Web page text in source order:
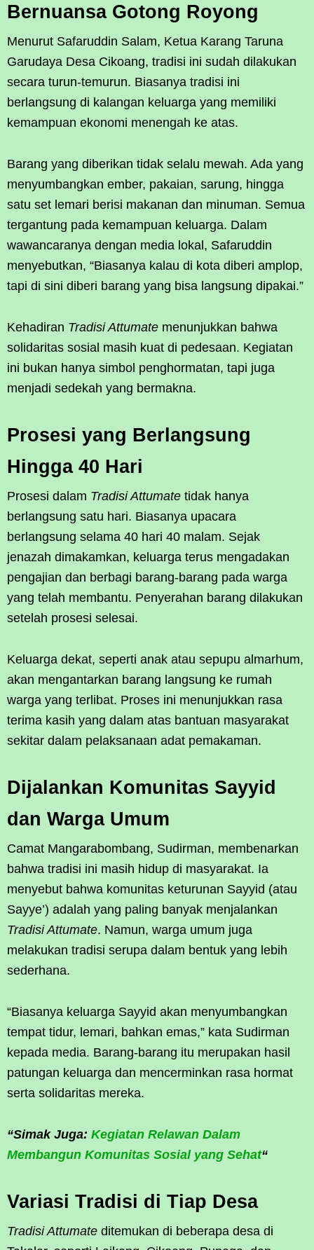
Bernuansa Gotong Royong
Menurut Safaruddin Salam, Ketua Karang Taruna
Garudaya Desa Cikoang, tradisi ini sudah dilakukan
secara turun-temurun. Biasanya tradisi ini
berlangsung di kalangan keluarga yang memiliki
kemampuan ekonomi menengah ke atas.
Barang yang diberikan tidak selalu mewah. Ada yang
menyumbangkan ember, pakaian, sarung, hingga
satu set lemari berisi makanan dan minuman. Semua
tergantung pada kemampuan keluarga. Dalam
wawancaranya dengan media lokal, Safaruddin
menyebutkan, “Biasanya kalau di kota diberi amplop,
tapi di sini diberi barang yang bisa langsung dipakai.”
Kehadiran Tradisi Attumate menunjukkan bahwa
solidaritas sosial masih kuat di pedesaan. Kegiatan
ini bukan hanya simbol penghormatan, tapi juga
menjadi sedekah yang bermakna.
Prosesi yang Berlangsung
Hingga 40 Hari
Prosesi dalam Tradisi Attumate tidak hanya
berlangsung satu hari. Biasanya upacara
berlangsung selama 40 hari 40 malam. Sejak
jenazah dimakamkan, keluarga terus mengadakan
pengajian dan berbagi barang-barang pada warga
yang telah membantu. Penyerahan barang dilakukan
setelah prosesi selesai.
Keluarga dekat, seperti anak atau sepupu almarhum,
akan mengantarkan barang langsung ke rumah
warga yang terlibat. Proses ini menunjukkan rasa
terima kasih yang dalam atas bantuan masyarakat
sekitar dalam pelaksanaan adat pemakaman.
Dijalankan Komunitas Sayyid
dan Warga Umum
Camat Mangarabombang, Sudirman, membenarkan
bahwa tradisi ini masih hidup di masyarakat. Ia
menyebut bahwa komunitas keturunan Sayyid (atau
Sayye’) adalah yang paling banyak menjalankan
Tradisi Attumate. Namun, warga umum juga
melakukan tradisi serupa dalam bentuk yang lebih
sederhana.
“Biasanya keluarga Sayyid akan menyumbangkan
tempat tidur, lemari, bahkan emas,” kata Sudirman
kepada media. Barang-barang itu merupakan hasil
patungan keluarga dan mencerminkan rasa hormat
serta solidaritas mereka.
“Simak Juga: Kegiatan Relawan Dalam
Membangun Komunitas Sosial yang Sehat“
Variasi Tradisi di Tiap Desa
Tradisi Attumate ditemukan di beberapa desa di